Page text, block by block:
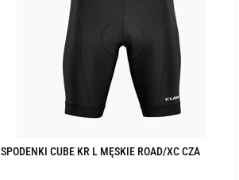
SPODENKI CUBE KR L MĘSKIE ROAD/XC CZA